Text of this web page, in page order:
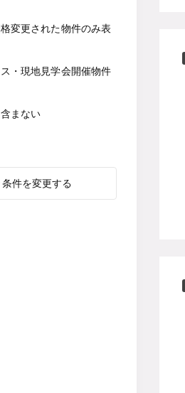
変更された物件のみ表
・現地見学会開催物件
まない
条件を変更する